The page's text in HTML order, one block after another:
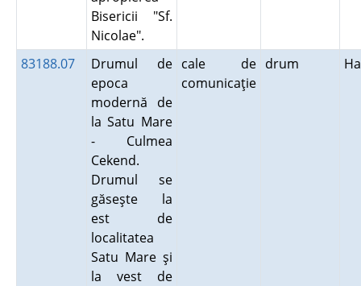
Bisericii "Sf.
Nicolae".
83188.07
Drumul de
epoca
modernă de
la Satu Mare
- Culmea
Cekend.
Drumul se
găseşte la
est de
localitatea
Satu Mare şi
la vest de
cale de
comunicaţie
drum